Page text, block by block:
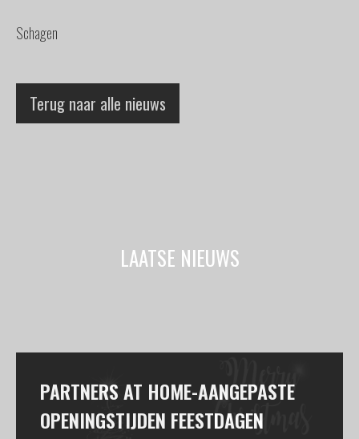
Schagen
Terug naar alle nieuws
LAATSE NIEUWS
PARTNERS AT HOME-AANGEPASTE
OPENINGSTIJDEN FEESTDAGEN